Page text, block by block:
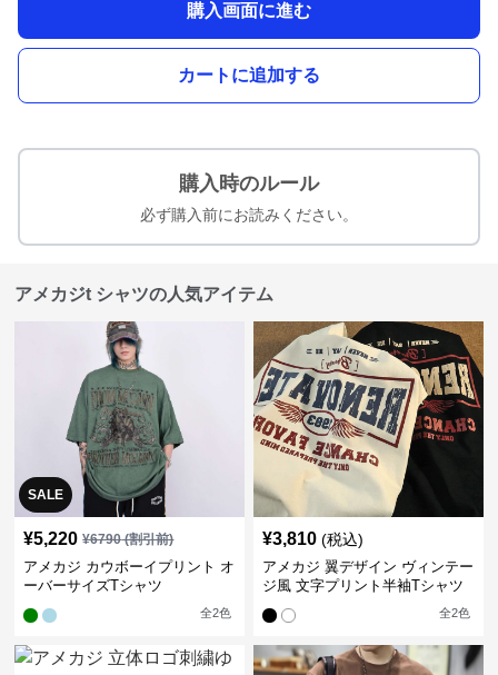
購入画面に進む
カートに追加する
購入時のルール
必ず購入前にお読みください。
アメカジt シャツの人気アイテム
SALE
¥5,220 ¥6790(割引前)
アメカジ カウボーイプリント オ
ーバーサイズTシャツ
全2色
¥3,810 (税込)
アメカジ 翼デザイン ヴィンテー
ジ風 文字プリント半袖Tシャツ
全2色